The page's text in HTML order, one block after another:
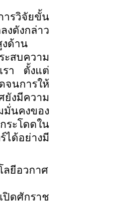
ารวิจัยขั้น
งดังกล่าว
ด้าน
ะสบความ
รา ตั้งแต่
จนการให้
ยังมีความ
นคงของ
ระโดดใน
ได้อย่างมี
ลยีอวกาศ
ปิดศักราช